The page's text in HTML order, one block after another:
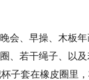
会、早操、木板
、若干绳子、以
子套在橡皮圈里